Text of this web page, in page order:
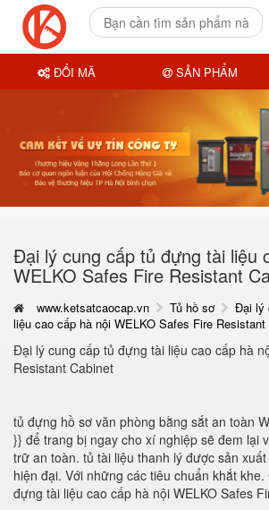
Đại lý cung cấp tủ đựng tài liệu
WELKO Safes Fire Resistant
www.ketsatcaocap.vn Tủ hồ sơ
Đại lý
liệu cao cấp hà nội WELKO Safes Fire Resistant
Đại lý cung cấp tủ đựng tài liệu cao cấp hà
Resistant Cabinet
tủ đựng hồ sơ văn phòng bằng sắt an toàn
}} để trang bị ngay cho xí nghiệp sẽ đem lại
trữ an toàn. tủ tài liệu thanh lý được sản
hiện đại. Với những các tiêu chuẩn khắt
đựng tài liệu cao cấp hà nội WELKO Safes
ĐỔI MÃ SẢN PHẨM